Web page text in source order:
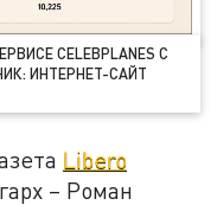
СELEBPLANES С
ИНТЕРНЕТ-САЙТ
Libero
– Роман